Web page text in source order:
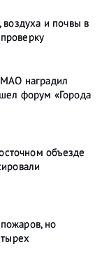
воздуха и почвы в
наградил
форум «Города
объезде
но